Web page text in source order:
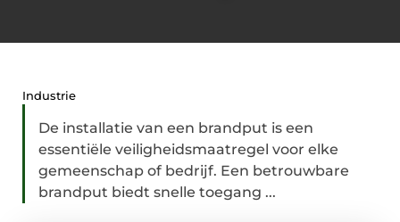
Industrie
De installatie van een brandput is een
essentiële veiligheidsmaatregel voor elke
gemeenschap of bedrijf. Een betrouwbare
brandput biedt snelle toegang ...